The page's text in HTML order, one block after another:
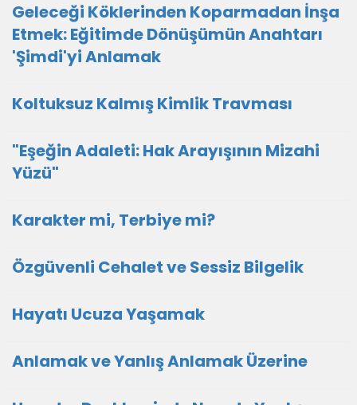
Geleceği Köklerinden Koparmadan İnşa
Etmek: Eğitimde Dönüşümün Anahtarı
'Şimdi'yi Anlamak
Koltuksuz Kalmış Kimlik Travması
"Eşeğin Adaleti: Hak Arayışının Mizahi
Yüzü"
Karakter mi, Terbiye mi?
Özgüvenli Cehalet ve Sessiz Bilgelik
Hayatı Ucuza Yaşamak
Anlamak ve Yanlış Anlamak Üzerine